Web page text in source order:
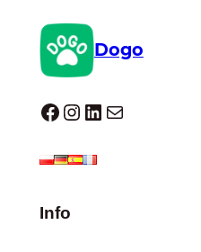
Dogo
Dogo facebook InstagramLinkedIn E-mail
Info